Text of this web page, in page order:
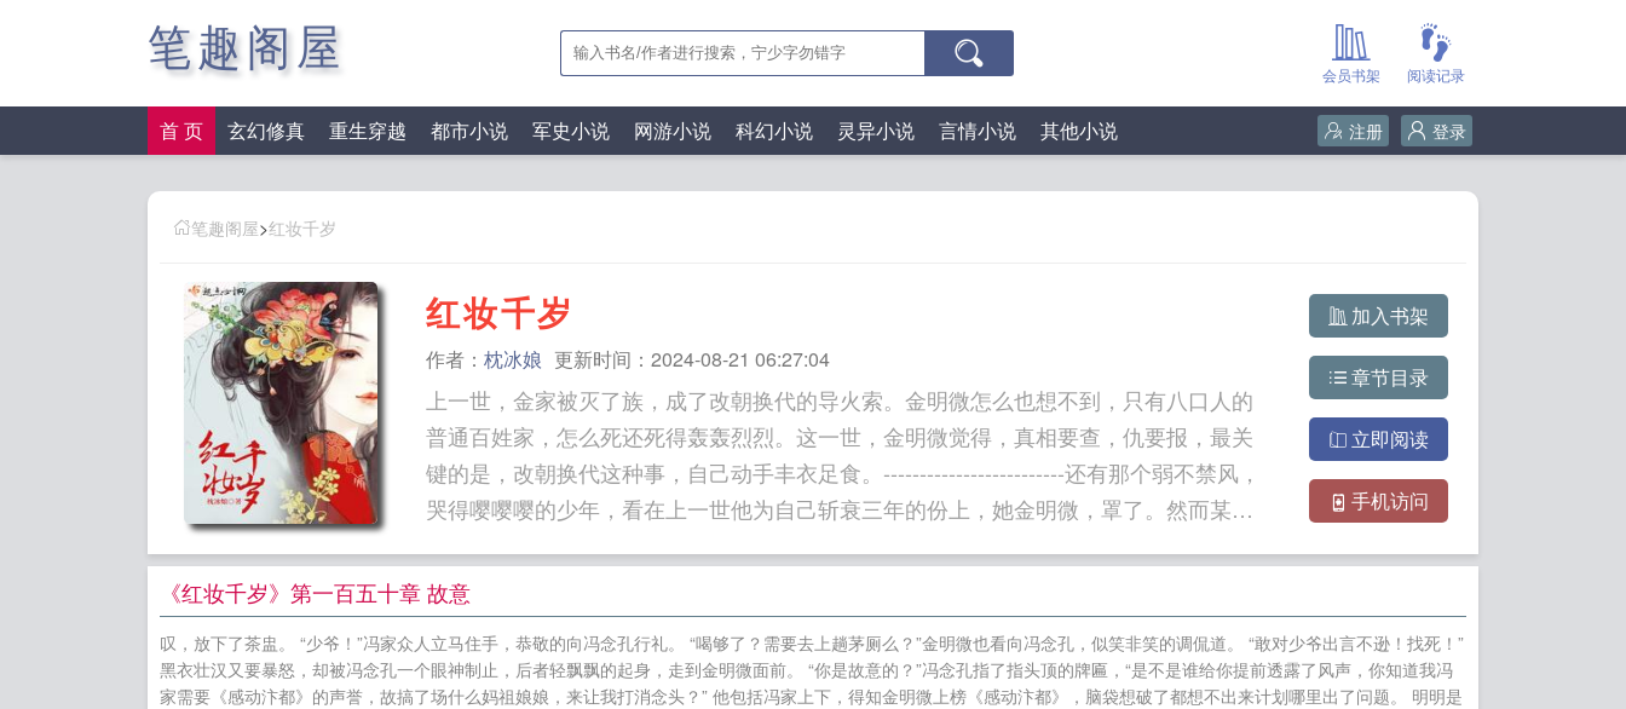
笔趣阁屋 阅读记录
会员书架
首 页 玄幻修真 重生穿越 都市小说 军史小说 网游小说 科幻小说 灵异小说 言情小说 其他小说 登录
注册
笔趣阁屋>红妆千岁
红妆千岁
作者： 枕冰娘 更新时间：2024-08-21 06:27:04
上一世，金家被灭了族，成了改朝换代的导火索。金明微怎么也想不到，只有八口人的
普通百姓家，怎么死还死得轰轰烈烈。这一世，金明微觉得，真相要查，仇要报，最关
键的是，改朝换代这种事，自己动手丰衣足食。-------------------------还有那个弱不禁风，
哭得嘤嘤嘤的少年，看在上一世他为自己斩衰三年的份上，她金明微，罩了。然而某一
前眼神不济！但民女早就看出殿下非池中物，笼中鸟。”“有看出本殿是尔夫君么？”他眉
梢一挑。金明微下意识的点头。“如此，娘子眼神甚好。”他眸底荡开蓄谋已久的缱绻。---
----------------------HE，双洁，甜文！书友扣群号743945110如果您喜欢红妆千岁，别忘记
分享给朋友. 红妆千岁绿皮救世主 全民修炼，我觉醒了王者面板 重生之极道武神 回到
加入书架
章节目录
立即阅读
手机访问
《红妆千岁》第一百五十章 故意
叹，放下了茶盅。 “少爷！”冯家众人立马住手，恭敬的向冯念孔行礼。 “喝够了？需要去上趟茅厕么？”金明微也看向冯念孔，似笑非笑的调侃道。 “敢对少爷出言不逊！找死！”
黑衣壮汉又要暴怒，却被冯念孔一个眼神制止，后者轻飘飘的起身，走到金明微面前。 “你是故意的？”冯念孔指了指头顶的牌匾，“是不是谁给你提前透露了风声，你知道我冯
家需要《感动汴都》的声誉，故搞了场什么妈祖娘娘，来让我打消念头？” 他包括冯家上下，得知金明微上榜《感动汴都》，脑袋想破了都想不出来计划哪里出了问题。 明明是